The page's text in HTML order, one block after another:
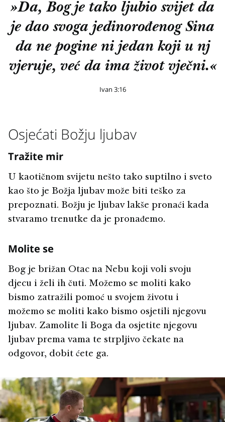
»Da, Bog je tako ljubio svijet da
je dao svoga jedinorođenog Sina
da ne pogine ni jedan koji u nj
vjeruje, već da ima život vječni.«
Ivan 3:16
Osjećati Božju ljubav
Tražite mir
U kaotičnom svijetu nešto tako suptilno i sveto
kao što je Božja ljubav može biti teško za
prepoznati. Božju je ljubav lakše pronaći kada
stvaramo trenutke da je pronađemo.
Molite se
Bog je brižan Otac na Nebu koji voli svoju
djecu i želi ih čuti. Možemo se moliti kako
bismo zatražili pomoć u svojem životu i
možemo se moliti kako bismo osjetili njegovu
ljubav. Zamolite li Boga da osjetite njegovu
ljubav prema vama te strpljivo čekate na
odgovor, dobit ćete ga.